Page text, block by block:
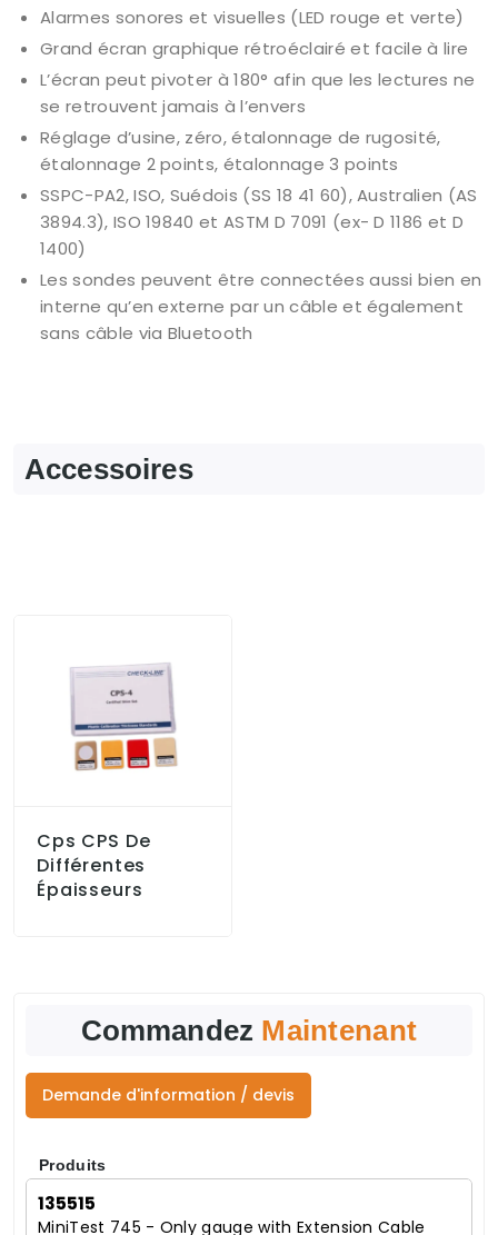
Alarmes sonores et visuelles (LED rouge et verte)
Grand écran graphique rétroéclairé et facile à lire
L’écran peut pivoter à 180° afin que les lectures ne
se retrouvent jamais à l’envers
Réglage d’usine, zéro, étalonnage de rugosité,
étalonnage 2 points, étalonnage 3 points
SSPC-PA2, ISO, Suédois (SS 18 41 60), Australien (AS
3894.3), ISO 19840 et ASTM D 7091 (ex- D 1186 et D
1400)
Les sondes peuvent être connectées aussi bien en
interne qu’en externe par un câble et également
sans câble via Bluetooth
Accessoires
Cps CPS De
Différentes
Épaisseurs
Commandez Maintenant
Demande d'information / devis
Produits
135515
MiniTest 745 - Only gauge with Extension Cable